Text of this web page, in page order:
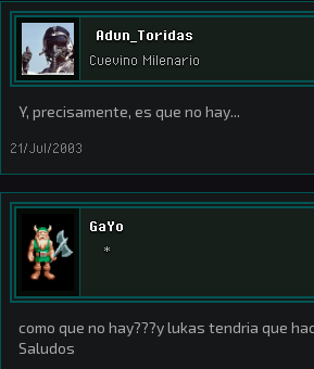
Adun_Toridas
Cuevino Milenario
Y, precisamente, es que no hay...
21/Jul/2003
GaYo
*
como que no hay???y lukas tendria que
Saludos